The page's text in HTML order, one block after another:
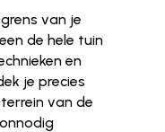
van je
de hele tuin
en
je precies
van de